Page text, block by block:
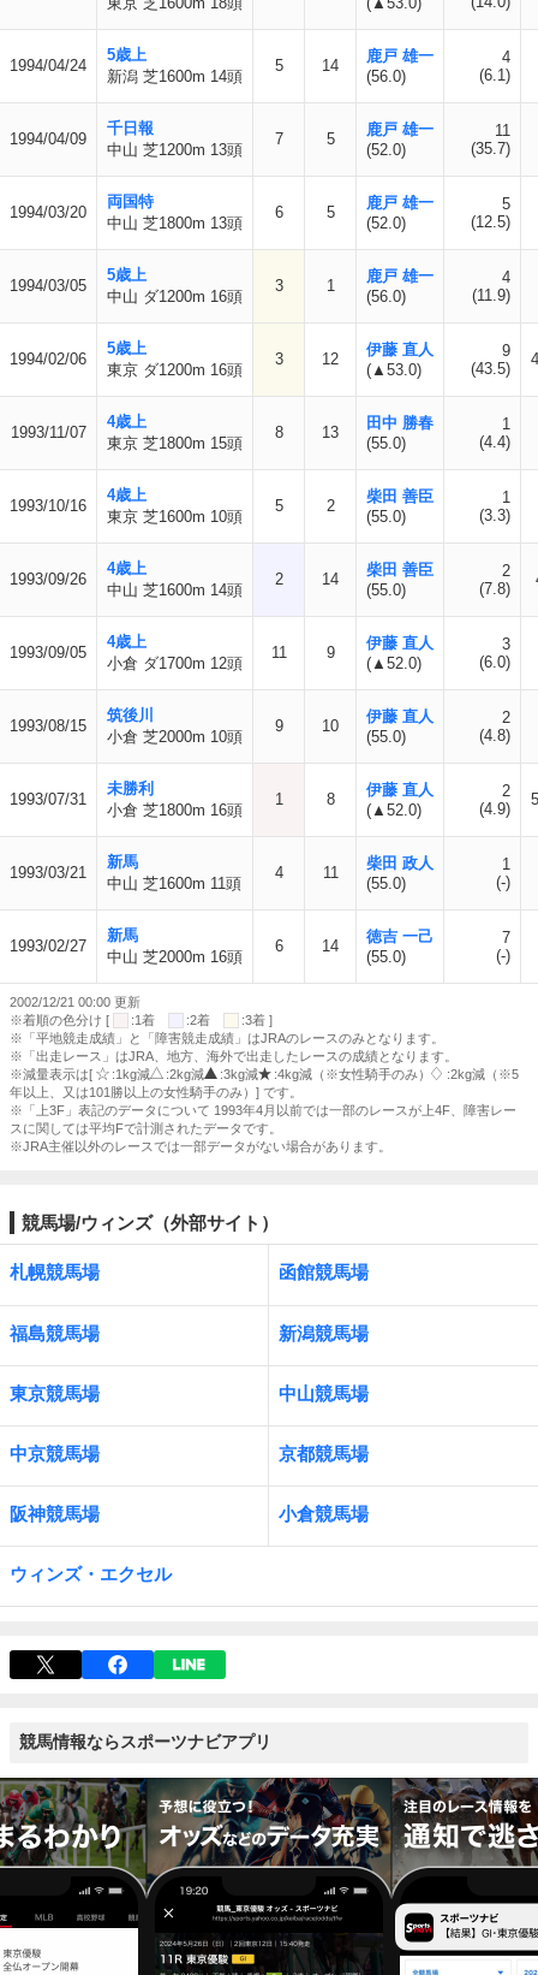
1994/04/24
5歳上
新潟 芝1600m 14頭
5 14
鹿戸 雄一
(56.0)
4
(6.1)
1994/04/09
千日報
中山 芝1200m 13頭
7 5
鹿戸 雄一
(52.0)
11
(35.7)
1994/03/20
両国特
中山 芝1800m 13頭
6 5
鹿戸 雄一
(52.0)
5
(12.5)
1994/03/05
5歳上
中山 ダ1200m 16頭
3 1
鹿戸 雄一
(56.0)
4
(11.9)
1994/02/06
5歳上
東京 ダ1200m 16頭
3 12
伊藤 直人
(▲53.0)
9
(43.5)
1993/11/07
4歳上
東京 芝1800m 15頭
8 13
田中 勝春
(55.0)
1
(4.4)
1993/10/16
4歳上
東京 芝1600m 10頭
5 2
柴田 善臣
(55.0)
1
(3.3)
1993/09/26
4歳上
中山 芝1600m 14頭
2 14
柴田 善臣
(55.0)
2
(7.8)
1993/09/05
4歳上
小倉 ダ1700m 12頭
11 9
伊藤 直人
(▲52.0)
3
(6.0)
1993/08/15
筑後川
小倉 芝2000m 10頭
9 10
伊藤 直人
(55.0)
2
(4.8)
1993/07/31
未勝利
小倉 芝1800m 16頭
1 8
伊藤 直人
(▲52.0)
2
(4.9)
1993/03/21
新馬
中山 芝1600m 11頭
4 11
柴田 政人
(55.0)
1
(-)
1993/02/27
新馬
中山 芝2000m 16頭
6 14
徳吉 一己
(55.0)
7
(-)
2002/12/21 00:00 更新
※着順の色分け [
:1着 :2着
:3着 ]
※「平地競走成績」と「障害競走成績」はJRAのレースのみとなります。
※「出走レース」はJRA、地方、海外で出走したレースの成績となります。
※減量表示は[
:1kg減 :2kg減 :3kg減 :4kg減（※女性騎手のみ）
:2kg減（※5
年以上、又は101勝以上の女性騎手のみ）] です。
※「上3F」表記のデータについて 1993年4月以前では一部のレースが上4F、障害レー
スに関しては平均Fで計測されたデータです。
※JRA主催以外のレースでは一部データがない場合があります。
競馬場/ウィンズ（外部サイト）
札幌競馬場 函館競馬場
福島競馬場 新潟競馬場
東京競馬場 中山競馬場
中京競馬場 京都競馬場
阪神競馬場 小倉競馬場
ウィンズ・エクセル
競馬情報ならスポーツナビアプリ